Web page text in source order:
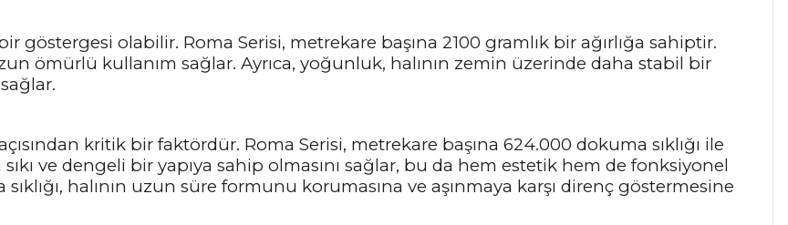
bir göstergesi olabilir. Roma Serisi, metrekare başına 2100 gramlık bir ağırlığa sahiptir.
ömürlü kullanım sağlar. Ayrıca, yoğunluk, halının zemin üzerinde daha stabil bir
açısından kritik bir faktördür. Roma Serisi, metrekare başına 624.000 dokuma sıklığı ile
ve dengeli bir yapıya sahip olmasını sağlar, bu da hem estetik hem de fonksiyonel
halının uzun süre formunu korumasına ve aşınmaya karşı direnç göstermesine